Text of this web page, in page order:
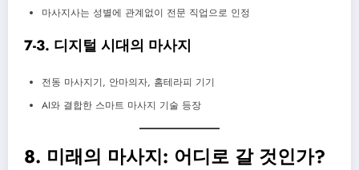
마사지사는 성별에 관계없이 전문 직업으로 인정
7-3. 디지털 시대의 마사지
전동 마사지기, 안마의자, 홈테라피 기기
AI와 결합한 스마트 마사지 기술 등장
8. 미래의 마사지: 어디로 갈 것인가?